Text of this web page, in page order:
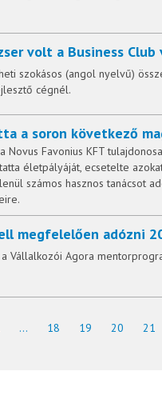
volt a Business Club
szokásos (angol nyelvű)
cégnél.
a soron következő
Novus Favonius KFT
életpályáját, ecsetelte
számos hasznos tanácsot
megfelelően adózni
Vállalkozói Agora
... 18 19 20 21